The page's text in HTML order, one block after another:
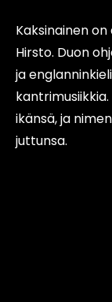
Kaksinainen on
Hirsto. Duon
ja
ikänsä, ja
juttunsa.